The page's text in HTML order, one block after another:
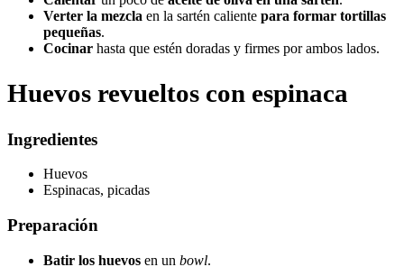
Verter la mezcla en la sartén caliente para formar tortillas
pequeñas.
Cocinar hasta que estén doradas y firmes por ambos lados.
Huevos revueltos con espinaca
Ingredientes
Huevos
Espinacas, picadas
Preparación
Batir los huevos en un bowl.